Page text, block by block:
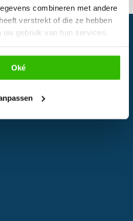
combineren met andere
verstrekt of die ze hebben
gebruik van hun services.
Oké